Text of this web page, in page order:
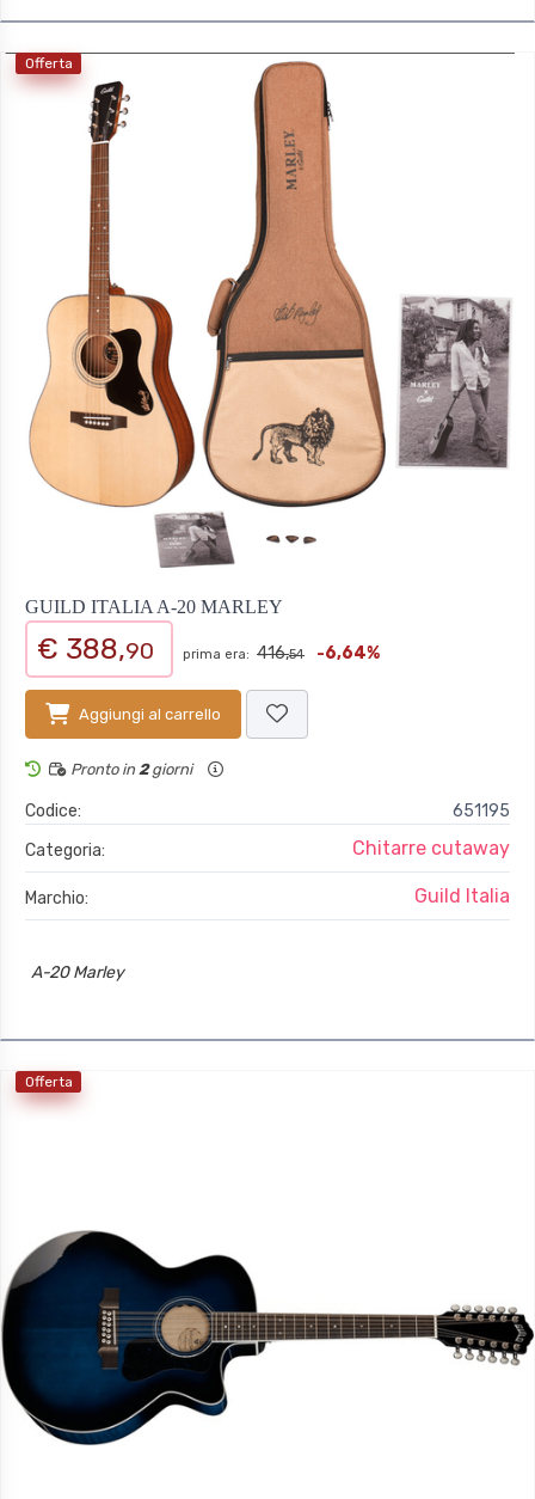
Offerta
GUILD ITALIA A-20 MARLEY
€ 388,90 prima era: 416,54 -6,64%
Aggiungi al carrello
Pronto in 2giorni
Codice:
651195
Categoria:
Chitarre cutaway
Marchio: Guild Italia
A-20 Marley
Offerta